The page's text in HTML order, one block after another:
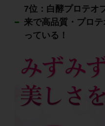
7位：白酵プロテオ
来で高品質・プロ
っている！